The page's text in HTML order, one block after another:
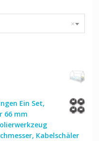
×
Ein Set,
66 mm
Kabelschäler